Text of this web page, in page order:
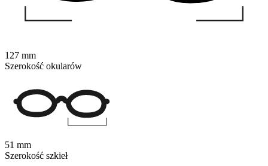
127 mm
Szerokość okularów
51 mm
Szerokość szkieł